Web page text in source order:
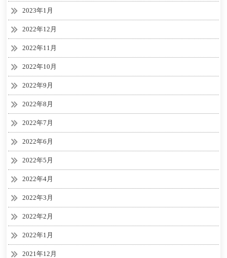
2023年1月
2022年12月
2022年11月
2022年10月
2022年9月
2022年8月
2022年7月
2022年6月
2022年5月
2022年4月
2022年3月
2022年2月
2022年1月
2021年12月